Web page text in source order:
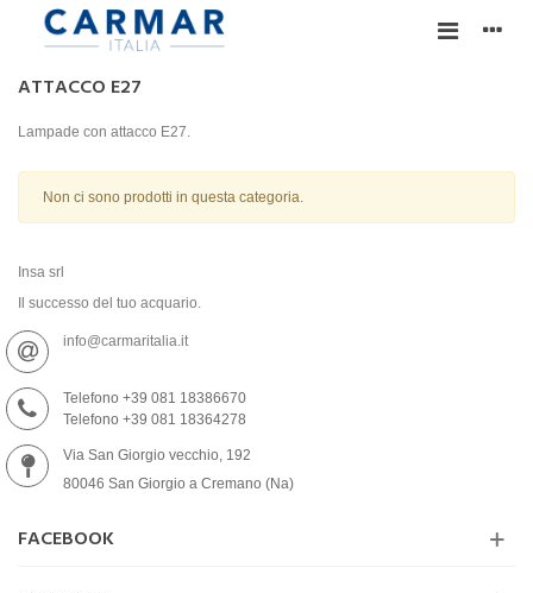
ATTACCO E27
Lampade con attacco E27.
Non ci sono prodotti in questa categoria.
Insa srl
Il successo del tuo acquario.
info@carmaritalia.it
Telefono +39 081 18386670
Telefono +39 081 18364278
Via San Giorgio vecchio, 192
80046 San Giorgio a Cremano (Na)
FACEBOOK